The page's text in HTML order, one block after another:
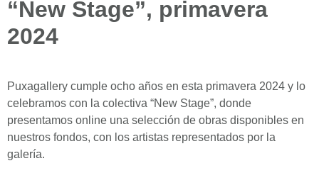
“New Stage”, primavera
2024
Puxagallery cumple ocho años en esta primavera 2024 y lo
celebramos con la colectiva “New Stage”, donde
presentamos online una selección de obras disponibles en
nuestros fondos, con los artistas representados por la
galería.